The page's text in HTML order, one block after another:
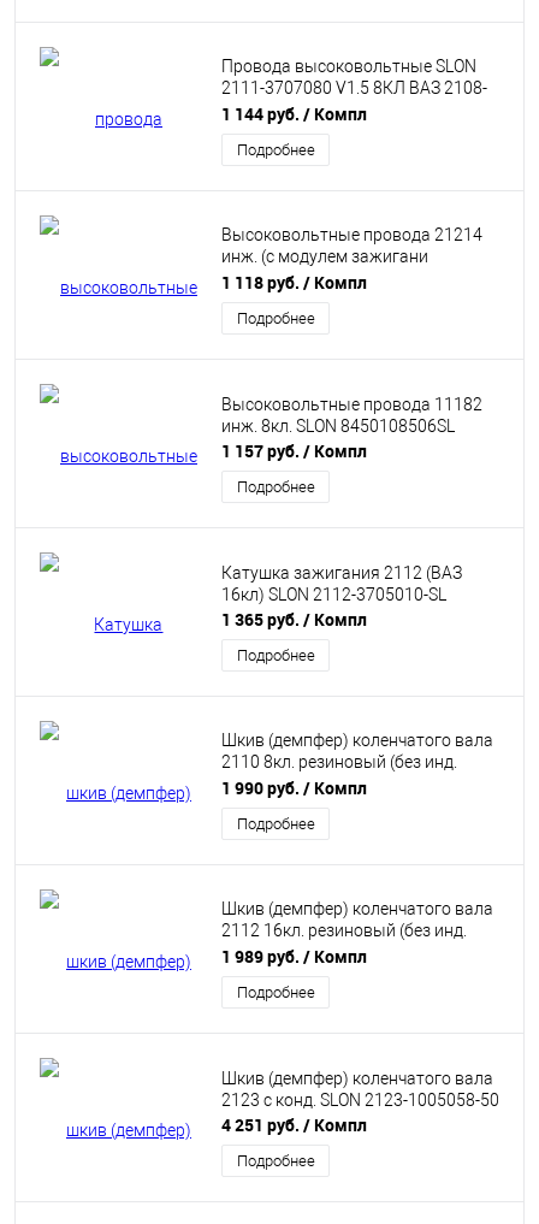
Провода высоковольтные SLON
2111-3707080 V1.5 8КЛ ВАЗ 2108-
21099, 2110-2112 инж
1 144 руб. / Компл
Подробнее
Высоковольтные провода 21214
инж. (с модулем зажигани
зажигания, -2006) SLON 21214-
3707080-10
1 118 руб. / Компл
Подробнее
Высоковольтные провода 11182
инж. 8кл. SLON 8450108506SL
1 157 руб. / Компл
Подробнее
Катушка зажигания 2112 (ВАЗ
16кл) SLON 2112-3705010-SL
1 365 руб. / Компл
Подробнее
Шкив (демпфер) коленчатого вала
2110 8кл. резиновый (без инд.
упаковки) SLON SL10-1005058R
1 990 руб. / Компл
Подробнее
Шкив (демпфер) коленчатого вала
2112 16кл. резиновый (без инд.
упаковки) SLON SL12-1005058R
1 989 руб. / Компл
Подробнее
Шкив (демпфер) коленчатого вала
2123 с конд. SLON 2123-1005058-50
4 251 руб. / Компл
Подробнее